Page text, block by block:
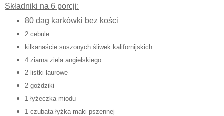
Składniki na 6 porcji:
80 dag karkówki bez kości
2 cebule
kilkanaście suszonych śliwek kalifornijskich
4 ziarna ziela angielskiego
2 listki laurowe
2 goździki
1 łyżeczka miodu
1 czubata łyżka mąki pszennej